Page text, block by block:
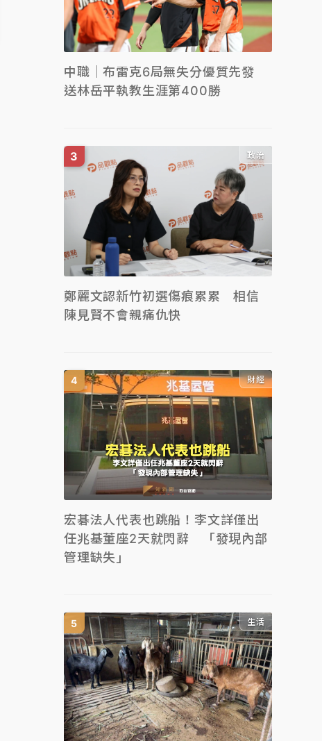
中職｜布雷克6局無失分優質先發
送林岳平執教生涯第400勝
政治
鄭麗文認新竹初選傷痕累累 相信
陳見賢不會親痛仇快
財經
宏碁法人代表也跳船！李文詳僅出
任兆基董座2天就閃辭 「發現內部
管理缺失」
生活